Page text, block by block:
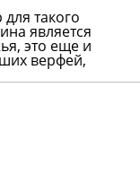
такого
является
это еще и
верфей,